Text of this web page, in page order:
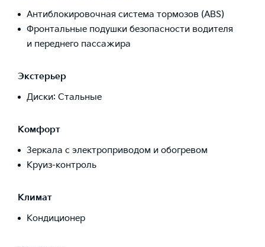
Антиблокировочная система тормозов (ABS)
Фронтальные подушки безопасности водителя
и переднего пассажира
Экстерьер
Диски: Стальные
Комфорт
Зеркала с электроприводом и обогревом
Круиз-контроль
Климат
Кондиционер